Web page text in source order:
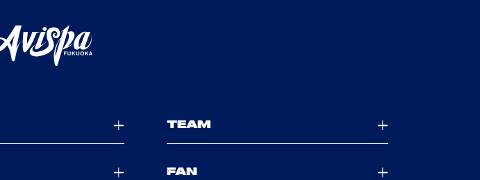
TEAM
FAN